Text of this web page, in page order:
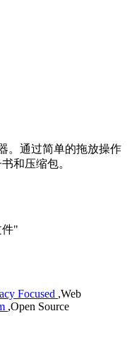
。通过简单的拖放操作
和压缩包。
件"
Focused ,Web
,Open Source